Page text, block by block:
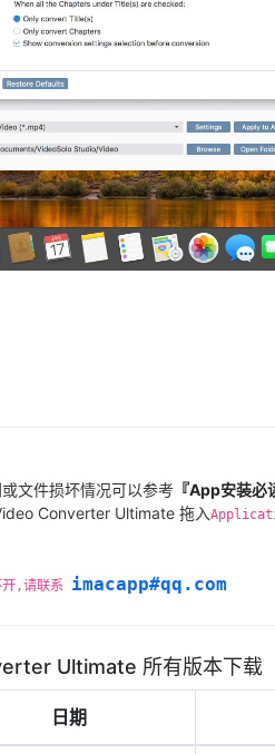
文件损坏情况可以参考 『App安装必
Converter Ultimate 拖入
开,请联系 imacapp#qq.com
Ultimate 所有版本下载
日期